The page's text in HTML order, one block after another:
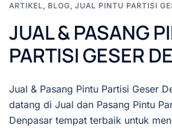
ARTIKEL, BLOG, JUAL PINTU PARTISI
JUAL & PASANG
PARTISI GESER
Jual & Pasang Pintu Partisi Geser
datang di Jual dan Pasang Pintu
Denpasar tempat terbaik untuk